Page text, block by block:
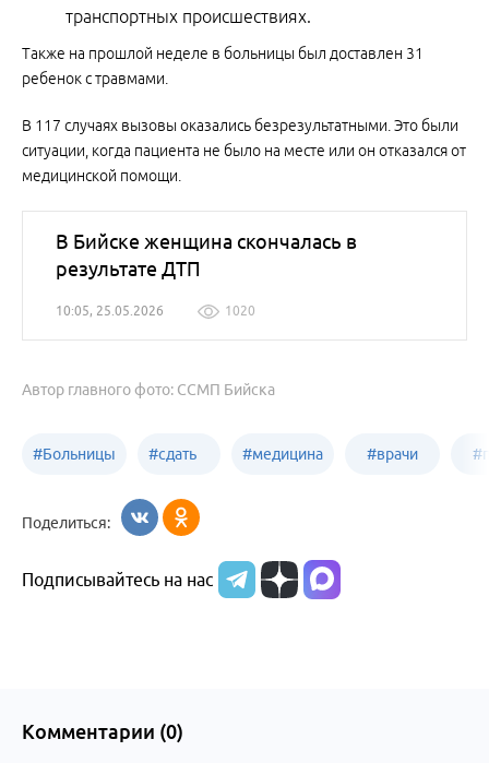
транспортных происшествиях.
Также на прошлой неделе в больницы был доставлен 31
ребенок с травмами.
В 117 случаях вызовы оказались безрезультатными. Это были
ситуации, когда пациента не было на месте или он отказался от
медицинской помощи.
В Бийске женщина скончалась в
результате ДТП
10:05, 25.05.2026 1020
Автор главного фото: ССМП Бийска
#Больницы #сдать
анализы
в
Бийске
#медицина #врачи #
Поделиться:
Подписывайтесь на нас
Комментарии (0)